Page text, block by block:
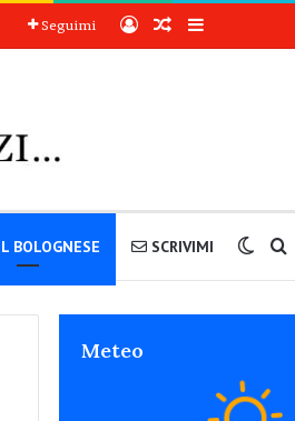
Seguimi AccediArticoli a
Barra
BOLOGNESE SCRIVIMI
Meteo